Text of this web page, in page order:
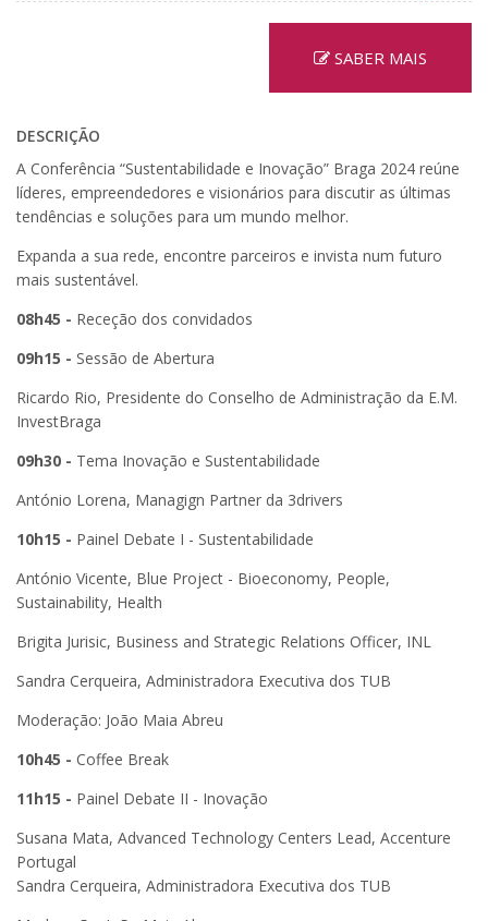
SABER MAIS
DESCRIÇÃO
A Conferência “Sustentabilidade e Inovação” Braga 2024 reúne
líderes, empreendedores e visionários para discutir as últimas
tendências e soluções para um mundo melhor.
Expanda a sua rede, encontre parceiros e invista num futuro
mais sustentável.
08h45 - Receção dos convidados
09h15 - Sessão de Abertura
Ricardo Rio, Presidente do Conselho de Administração da E.M.
InvestBraga
09h30 - Tema Inovação e Sustentabilidade
António Lorena, Managign Partner da 3drivers
10h15 - Painel Debate I - Sustentabilidade
António Vicente, Blue Project - Bioeconomy, People,
Sustainability, Health
Brigita Jurisic, Business and Strategic Relations Officer, INL
Sandra Cerqueira, Administradora Executiva dos TUB
Moderação: João Maia Abreu
10h45 - Coffee Break
11h15 - Painel Debate II - Inovação
Susana Mata, Advanced Technology Centers Lead, Accenture
Portugal
Sandra Cerqueira, Administradora Executiva dos TUB